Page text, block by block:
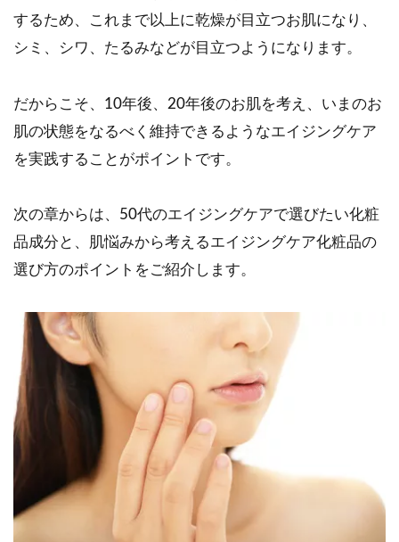
するため、これまで以上に乾燥が目立つお肌になり、
シミ、シワ、たるみなどが目立つようになります。
だからこそ、10年後、20年後のお肌を考え、いまのお
肌の状態をなるべく維持できるようなエイジングケア
を実践することがポイントです。
次の章からは、50代のエイジングケアで選びたい化粧
品成分と、肌悩みから考えるエイジングケア化粧品の
選び方のポイントをご紹介します。